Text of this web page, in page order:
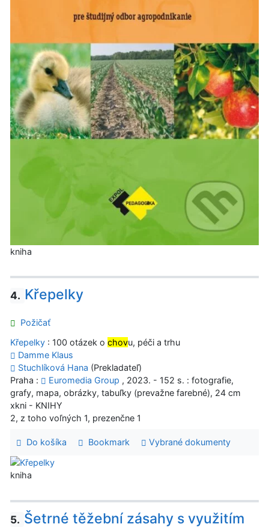
kniha
4. Křepelky
Požičať
Křepelky : 100 otázek o chovu, péči a trhu
Damme Klaus
Stuchlíková Hana (Prekladateľ)
Praha :
Euromedia Group , 2023. - 152 s. : fotografie,
grafy, mapa, obrázky, tabuľky (prevažne farebné), 24 cm
xkni - KNIHY
2, z toho voľných 1, prezenčne 1
Do košíka Bookmark Vybrané dokumenty
kniha
5. Šetrné těžební zásahy s využitím